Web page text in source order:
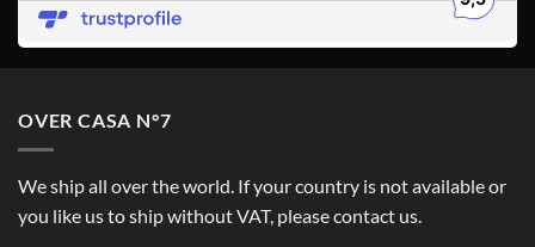
OVER CASA N°7
We ship all over the world. If your country is not available or
you like us to ship without VAT, please contact us.